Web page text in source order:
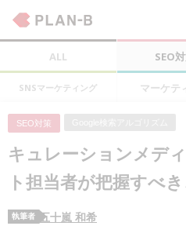
ALL SEO
SNSマーケティング マーケテ
SEO対策
キュレーションメデ
ト担当者が把握すべ
執筆者 五十嵐 和希